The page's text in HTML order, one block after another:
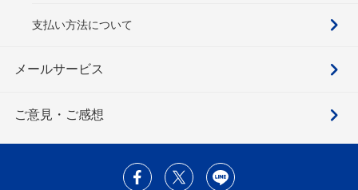
支払い方法について
メールサービス
ご意見・ご感想